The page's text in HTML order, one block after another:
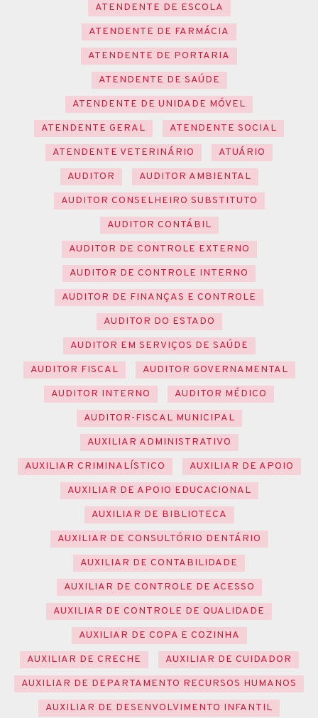
ATENDENTE DE ESCOLA
ATENDENTE DE FARMÁCIA
ATENDENTE DE PORTARIA
ATENDENTE DE SAÚDE
ATENDENTE DE UNIDADE MÓVEL
ATENDENTE GERAL
ATENDENTE SOCIAL
ATENDENTE VETERINÁRIO
ATUÁRIO
AUDITOR
AUDITOR AMBIENTAL
AUDITOR CONSELHEIRO SUBSTITUTO
AUDITOR CONTÁBIL
AUDITOR DE CONTROLE EXTERNO
AUDITOR DE CONTROLE INTERNO
AUDITOR DE FINANÇAS E CONTROLE
AUDITOR DO ESTADO
AUDITOR EM SERVIÇOS DE SAÚDE
AUDITOR FISCAL
AUDITOR GOVERNAMENTAL
AUDITOR INTERNO
AUDITOR MÉDICO
AUDITOR-FISCAL MUNICIPAL
AUXILIAR ADMINISTRATIVO
AUXILIAR CRIMINALÍSTICO
AUXILIAR DE APOIO
AUXILIAR DE APOIO EDUCACIONAL
AUXILIAR DE BIBLIOTECA
AUXILIAR DE CONSULTÓRIO DENTÁRIO
AUXILIAR DE CONTABILIDADE
AUXILIAR DE CONTROLE DE ACESSO
AUXILIAR DE CONTROLE DE QUALIDADE
AUXILIAR DE COPA E COZINHA
AUXILIAR DE CRECHE
AUXILIAR DE CUIDADOR
AUXILIAR DE DEPARTAMENTO RECURSOS HUMANOS
AUXILIAR DE DESENVOLVIMENTO INFANTIL